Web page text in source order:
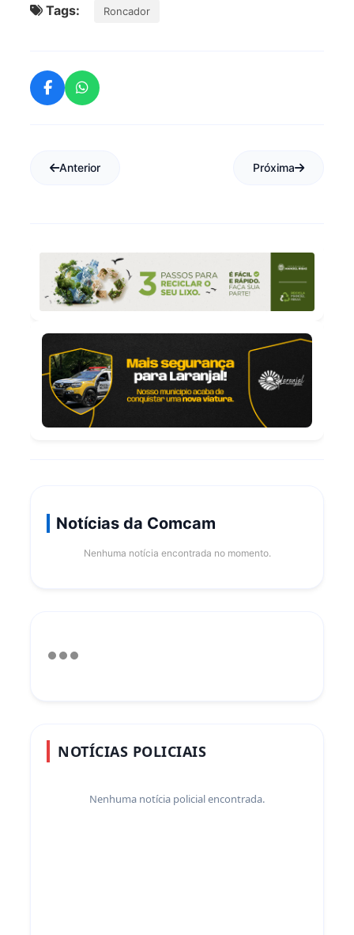
Tags: Roncador
Anterior Próxima
Notícias da Comcam
Nenhuma notícia encontrada no momento.
NOTÍCIAS POLICIAIS
Nenhuma notícia policial encontrada.